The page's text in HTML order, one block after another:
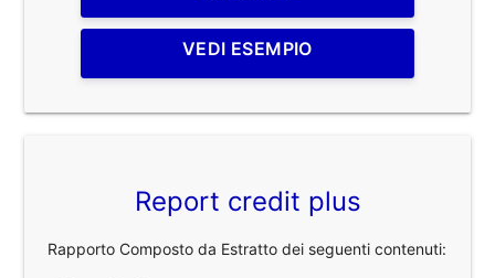
VEDI ESEMPIO
Report credit plus
Rapporto Composto da Estratto dei seguenti contenuti: